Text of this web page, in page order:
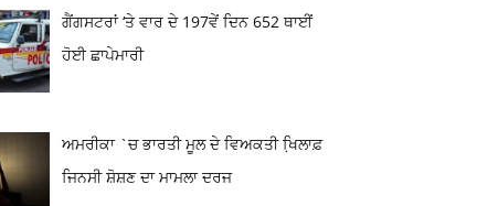
ਗੈਂਗਸਟਰਾਂ ‘ਤੇ ਵਾਰ ਦੇ 197ਵੇਂ ਦਿਨ 652 ਥਾਈਂ
ਹੋਈ ਛਾਪੇਮਾਰੀ
ਅਮਰੀਕਾ `ਚ ਭਾਰਤੀ ਮੂਲ ਦੇ ਵਿਅਕਤੀ ਖਿ਼ਲਾਫ਼
ਜਿਨਸੀ ਸ਼ੋਸ਼ਣ ਦਾ ਮਾਮਲਾ ਦਰਜ